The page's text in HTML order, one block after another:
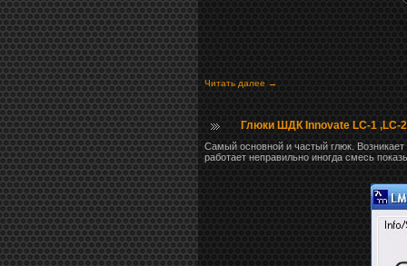
Читать далее →
Глюки ШДК Innovate LC-1 ,LC-
Самый основной и частый глюк.
работает неправильно иногда смесь